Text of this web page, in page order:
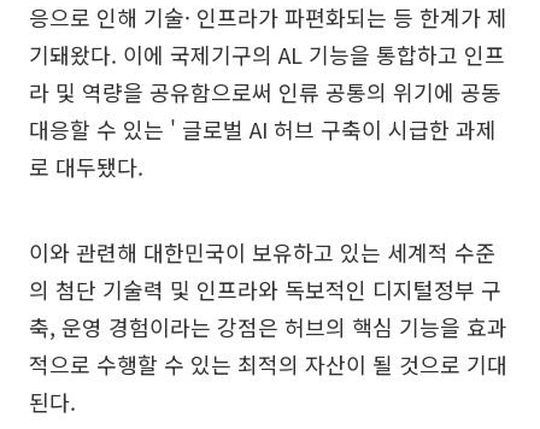
응으로 인해 기술· 인프라가 파편화되는 등 한계가 제
기돼왔다. 이에 국제기구의 AL 기능을 통합하고 인프
라 및 역량을 공유함으로써 인류 공통의 위기에 공동
대응할 수 있는 ' 글로벌 AI 허브 구축이 시급한 과제
로 대두됐다.
이와 관련해 대한민국이 보유하고 있는 세계적 수준
의 첨단 기술력 및 인프라와 독보적인 디지털정부 구
축, 운영 경험이라는 강점은 허브의 핵심 기능을 효과
적으로 수행할 수 있는 최적의 자산이 될 것으로 기대
된다.